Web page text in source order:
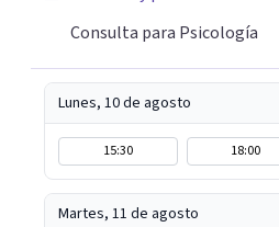
Consulta para Psicología
Lunes, 10 de agosto
15:30 18:00
Martes, 11 de agosto